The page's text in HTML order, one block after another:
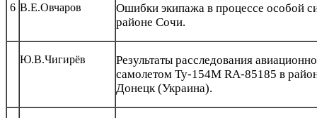
6 В.Е.Овчаров
Ошибки экипажа в процессе особой
районе Сочи.
Ю.В.Чигирёв
Результаты расследования
самолетом Ту-154М RA-85185 в
Донецк (Украина).